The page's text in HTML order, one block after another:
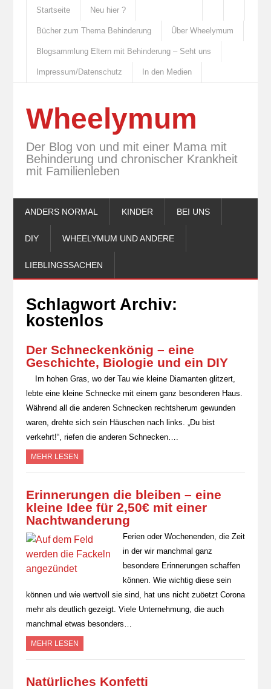
Startseite Neu hier ?
Bücher zum Thema Behinderung Über Wheelymum
Blogsammlung Eltern mit Behinderung – Seht uns
Impressum/Datenschutz In den Medien
Wheelymum
Der Blog von und mit einer Mama mit
Behinderung und chronischer Krankheit
mit Familienleben
ANDERS NORMAL KINDER BEI UNS
DIY WHEELYMUM UND ANDERE
LIEBLINGSSACHEN
Schlagwort Archiv:
kostenlos
Der Schneckenkönig – eine
Geschichte, Biologie und ein DIY
Im hohen Gras, wo der Tau wie kleine Diamanten glitzert,
lebte eine kleine Schnecke mit einem ganz besonderen Haus.
Während all die anderen Schnecken rechtsherum gewunden
waren, drehte sich sein Häuschen nach links. „Du bist
verkehrt!“, riefen die anderen Schnecken….
MEHR LESEN
Erinnerungen die bleiben – eine
kleine Idee für 2,50€ mit einer
Nachtwanderung
Ferien oder Wochenenden, die Zeit
in der wir manchmal ganz
besondere Erinnerungen schaffen
können. Wie wichtig diese sein
können und wie wertvoll sie sind, hat uns nicht zuöetzt Corona
mehr als deutlich gezeigt. Viele Unternehmung, die auch
manchmal etwas besonders…
MEHR LESEN
Natürliches Konfetti